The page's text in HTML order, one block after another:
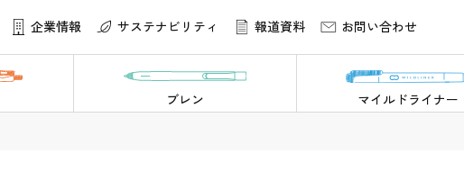
企業情報 サステナビリティ 報道資料 お問い合わせ
ブレン マイルドライナー